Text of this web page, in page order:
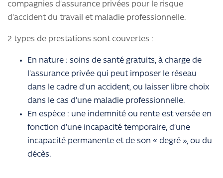
compagnies d’assurance privées pour le risque
d’accident du travail et maladie professionnelle.
2 types de prestations sont couvertes :
En nature : soins de santé gratuits, à charge de
l’assurance privée qui peut imposer le réseau
dans le cadre d’un accident, ou laisser libre choix
dans le cas d’une maladie professionnelle.
En espèce : une indemnité ou rente est versée en
fonction d’une incapacité temporaire, d’une
incapacité permanente et de son « degré », ou du
décès.